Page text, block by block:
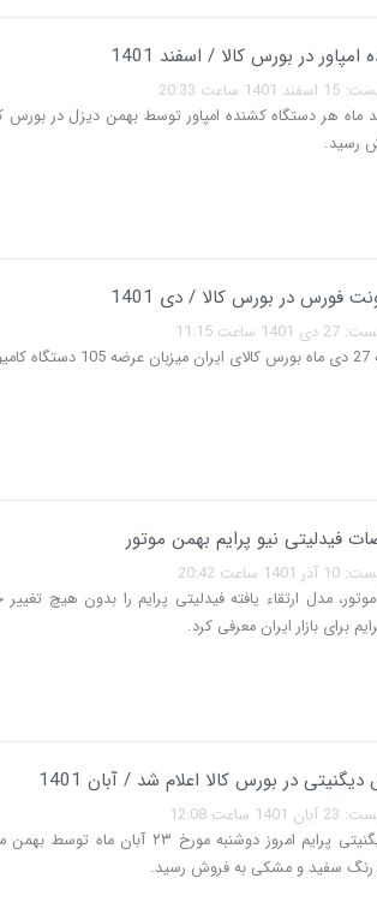
در بورس کالا / اسفند 1401
20:33
رسید.
فورس در بورس کالا / دی 1401
11:15
فیدلیتی نیو پرایم بهمن موتور
20:42
مدل ارتقاء یافته فیدلیتی پرایم را بدون هیچ
برای بازار ایران معرفی کرد.
در بورس کالا اعلام شد / آبان 1401
12:08
کراس اوور دیگنیتی پرایم امروز
رنگ سفید و مشکی به فروش رسید.